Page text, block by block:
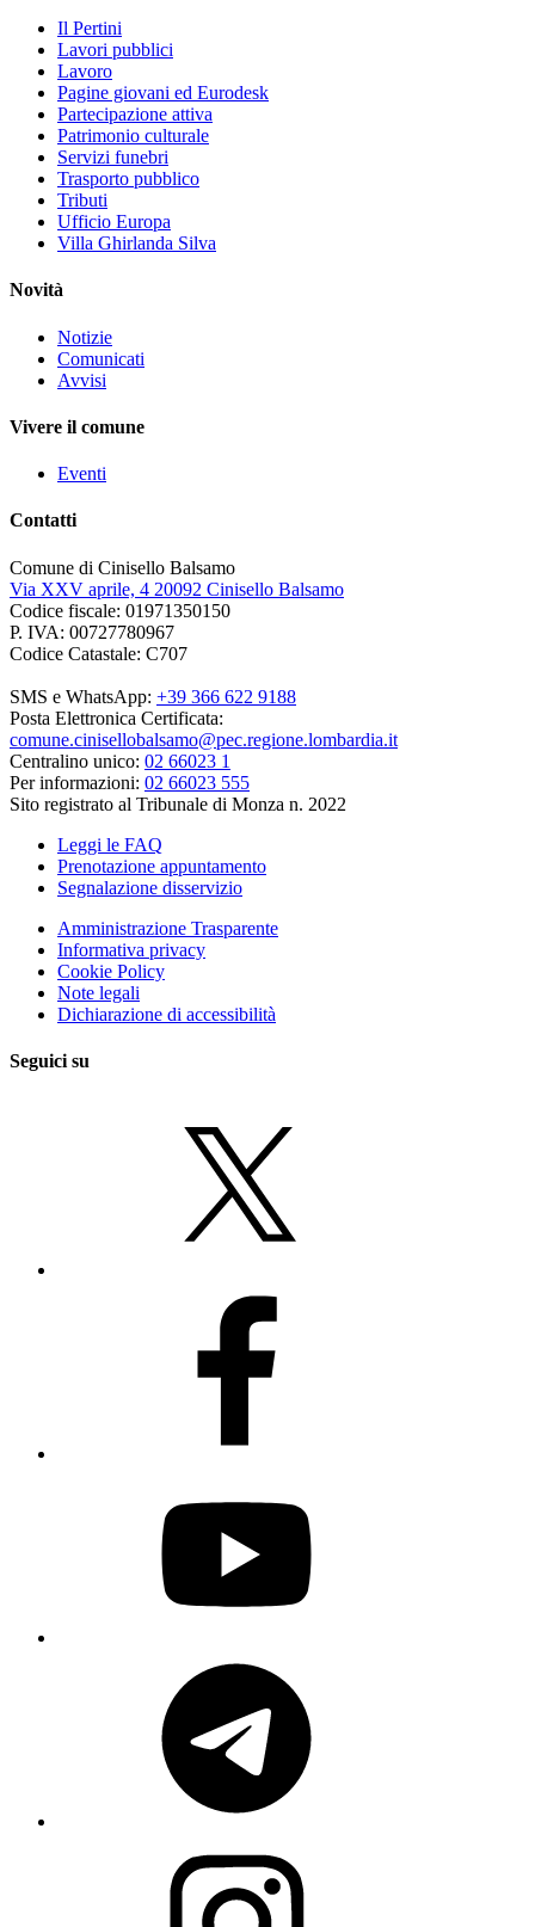
Il Pertini
Lavori pubblici
Lavoro
Pagine giovani ed Eurodesk
Partecipazione attiva
Patrimonio culturale
Servizi funebri
Trasporto pubblico
Tributi
Ufficio Europa
Villa Ghirlanda Silva
Novità
Notizie
Comunicati
Avvisi
Vivere il comune
Eventi
Contatti
Comune di Cinisello Balsamo
Via XXV aprile, 4 20092 Cinisello Balsamo
Codice fiscale: 01971350150
P. IVA: 00727780967
Codice Catastale: C707
SMS e WhatsApp: +39 366 622 9188
Posta Elettronica Certificata:
comune.cinisellobalsamo@pec.regione.lombardia.it
Centralino unico: 02 66023 1
Per informazioni: 02 66023 555
Sito registrato al Tribunale di Monza n. 2022
Leggi le FAQ
Prenotazione appuntamento
Segnalazione disservizio
Amministrazione Trasparente
Informativa privacy
Cookie Policy
Note legali
Dichiarazione di accessibilità
Seguici su